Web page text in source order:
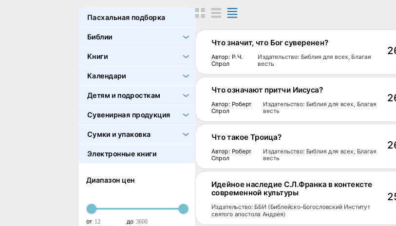
Пасхальная подборка
Библии
Книги
Календари
Детям и подросткам
Сувенирная продукция
Сумки и упаковка
Электронные книги
Диапазон цен
от до
Что значит, что Бог суверенен?
Автор: Р.Ч.
Спрол
Издательство: Библия для всех, Благая
весть
Что означают притчи Иисуса?
Автор: Роберт
Спрол
Издательство: Библия для всех, Благая
весть
Что такое Троица?
Автор: Роберт
Спрол
Издательство: Библия для всех, Благая
весть
Идейное наследие С.Л.Франка в контексте
современной культуры
Издательство: ББИ (Библейско-Богословский Институт
святого апостола Андрея)